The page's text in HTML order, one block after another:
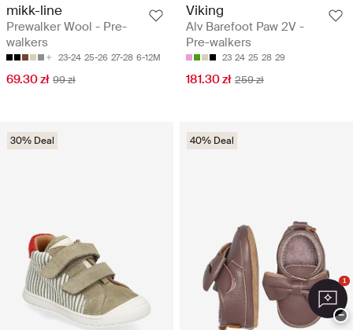
mikk-line
Prewalker Wool - Pre-
walkers
23-24 25-26 27-28 6-12M
69.30 zł 99 zł
Viking
Alv Barefoot Paw 2V -
Pre-walkers
23 24 25 28 29
181.30 zł 259 zł
30% Deal 40% Deal
1
−